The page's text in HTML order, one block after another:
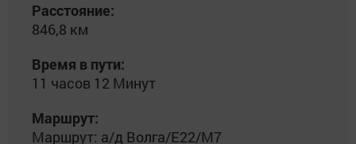
Расстояние:
846,8 км
Время в пути:
11 часов 12 Минут
Маршрут:
Маршрут: а/д Волга/E22/М7